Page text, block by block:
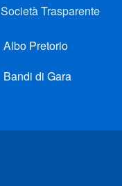
Società Trasparente
Albo Pretorio
Bandi di Gara